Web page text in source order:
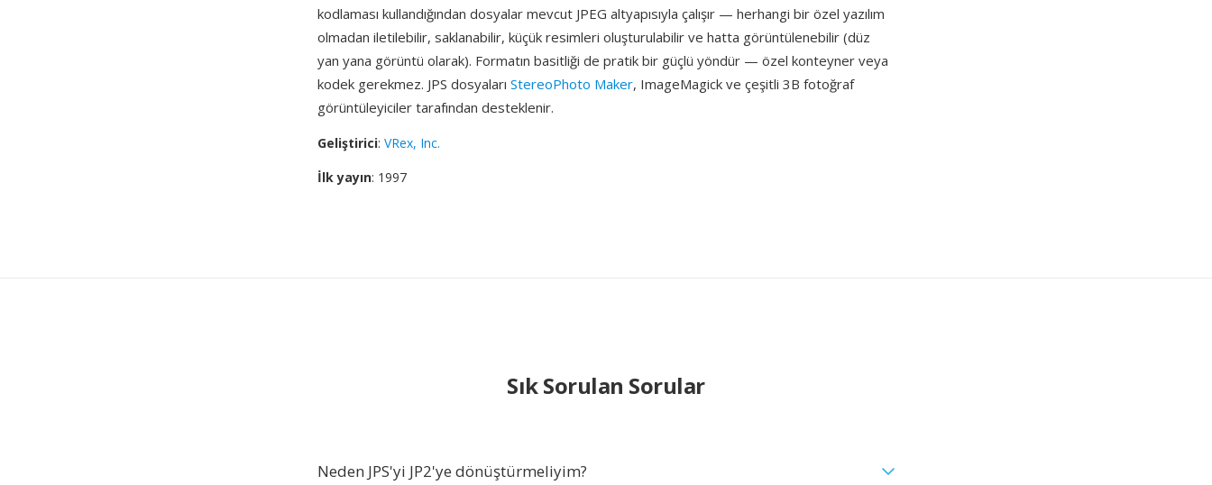
kodlaması kullandığından dosyalar mevcut JPEG altyapısıyla çalışır — herhangi bir özel yazılım
olmadan iletilebilir, saklanabilir, küçük resimleri oluşturulabilir ve hatta görüntülenebilir (düz
yan yana görüntü olarak). Formatın basitliği de pratik bir güçlü yöndür — özel konteyner veya
kodek gerekmez. JPS dosyaları StereoPhoto Maker, ImageMagick ve çeşitli 3B fotoğraf
görüntüleyiciler tarafından desteklenir.
Geliştirici: VRex, Inc.
İlk yayın: 1997
Sık Sorulan Sorular
Neden JPS'yi JP2'ye dönüştürmeliyim?